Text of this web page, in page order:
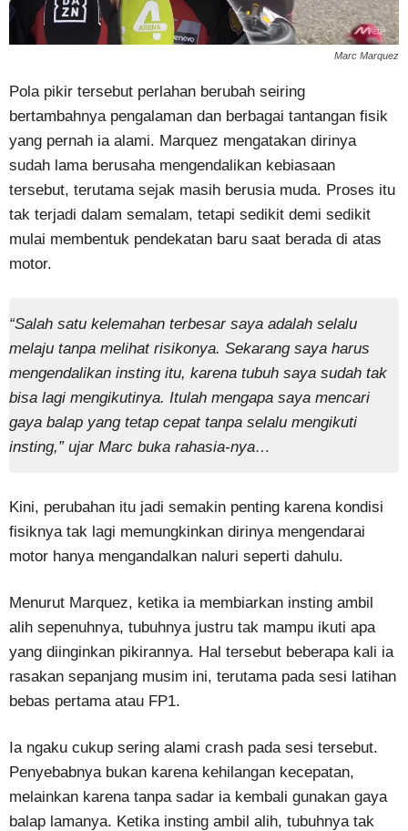
Marc Marquez
Pola pikir tersebut perlahan berubah seiring
bertambahnya pengalaman dan berbagai tantangan fisik
yang pernah ia alami. Marquez mengatakan dirinya
sudah lama berusaha mengendalikan kebiasaan
tersebut, terutama sejak masih berusia muda. Proses itu
tak terjadi dalam semalam, tetapi sedikit demi sedikit
mulai membentuk pendekatan baru saat berada di atas
motor.
“Salah satu kelemahan terbesar saya adalah selalu
melaju tanpa melihat risikonya. Sekarang saya harus
mengendalikan insting itu, karena tubuh saya sudah tak
bisa lagi mengikutinya. Itulah mengapa saya mencari
gaya balap yang tetap cepat tanpa selalu mengikuti
insting,” ujar Marc buka rahasia-nya…
Kini, perubahan itu jadi semakin penting karena kondisi
fisiknya tak lagi memungkinkan dirinya mengendarai
motor hanya mengandalkan naluri seperti dahulu.
Menurut Marquez, ketika ia membiarkan insting ambil
alih sepenuhnya, tubuhnya justru tak mampu ikuti apa
yang diinginkan pikirannya. Hal tersebut beberapa kali ia
rasakan sepanjang musim ini, terutama pada sesi latihan
bebas pertama atau FP1.
Ia ngaku cukup sering alami crash pada sesi tersebut.
Penyebabnya bukan karena kehilangan kecepatan,
melainkan karena tanpa sadar ia kembali gunakan gaya
balap lamanya. Ketika insting ambil alih, tubuhnya tak